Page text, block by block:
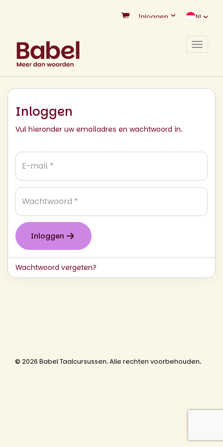
Inloggen NL
Toggle
Inloggen
Vul hieronder uw emailadres en wachtwoord in.
E-
mail
*
Wachtwoord
Inloggen
Wachtwoord vergeten?
© 2026 Babel Taalcursussen. Alle rechten voorbehouden.